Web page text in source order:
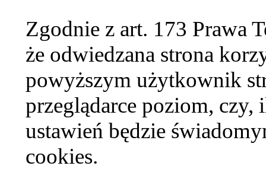
Zgodnie z art. 173 Prawa
że odwiedzana strona
powyższym użytkownik
przeglądarce poziom,
ustawień będzie
cookies.